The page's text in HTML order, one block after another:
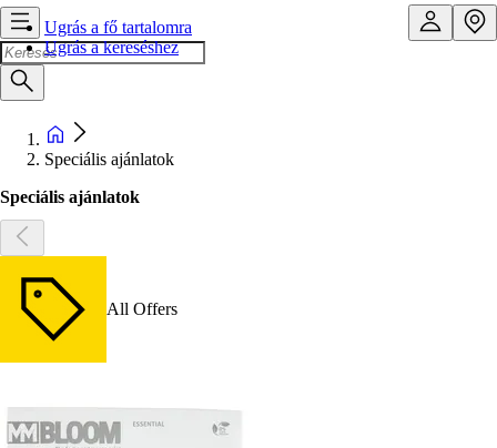
Ugrás a fő tartalomra
Ugrás a kereséshez
Speciális ajánlatok
Speciális ajánlatok
All Offers